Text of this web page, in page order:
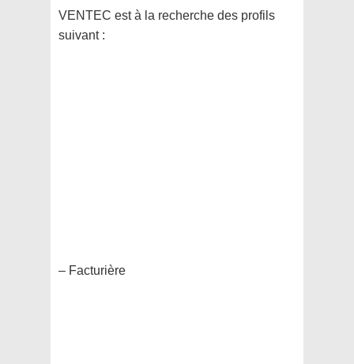
VENTEC est à la recherche des profils
suivant :
– Facturière